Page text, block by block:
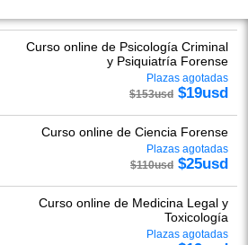
Curso online de Psicología Criminal
y Psiquiatría Forense
Plazas agotadas
$153usd $19usd
Curso online de Ciencia Forense
Plazas agotadas
$110usd $25usd
Curso online de Medicina Legal y
Toxicología
Plazas agotadas